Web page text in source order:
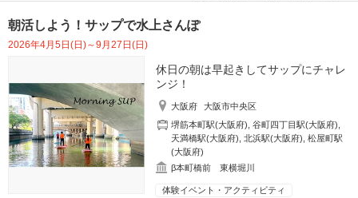
朝活しよう！サップで水上さんぽ
2026年4月5日(日)～9月27日(日)
休日の朝は早起きしてサップにチャレ
ンジ！
大阪府
大阪市中央区
堺筋本町駅(大阪府) ,谷町四丁目駅(大阪府)
天満橋駅(大阪府) ,北浜駅(大阪府) ,松屋町駅
(大阪府)
β本町橋前 東横堀川
体験イベント・アクティビティ